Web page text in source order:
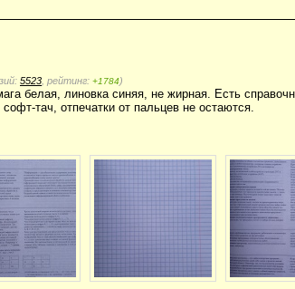
5523 , рейтинг: +1784)
белая, линовка синяя, не жирная. Есть
тач, отпечатки от пальцев не остаются.